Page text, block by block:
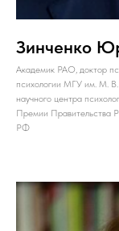
Зинченко
Академик РАО, доктор
психологии МГУ им. М.
научного центра
Премии Правительства
РФ